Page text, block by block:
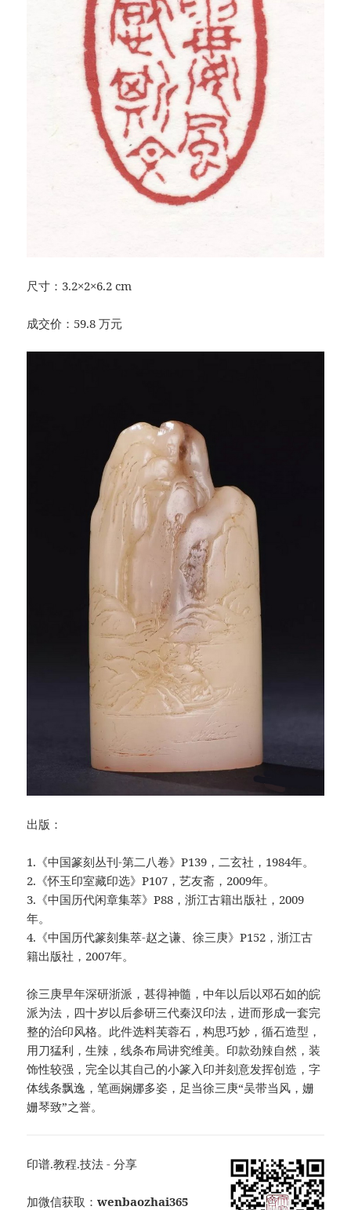
尺寸：3.2×2×6.2 cm
成交价：59.8 万元
出版：
1.《中国篆刻丛刊-第二八卷》P139，二玄社，1984年。
2.《怀玉印室藏印选》P107，艺友斋，2009年。
3.《中国历代闲章集萃》P88，浙江古籍出版社，2009
年。
4.《中国历代篆刻集萃-赵之谦、徐三庚》P152，浙江古
籍出版社，2007年。
徐三庚早年深研浙派，甚得神髓，中年以后以邓石如的皖
派为法，四十岁以后参研三代秦汉印法，进而形成一套完
整的治印风格。此件选料芙蓉石，构思巧妙，循石造型，
用刀猛利，生辣，线条布局讲究维美。印款劲辣自然，装
饰性较强，完全以其自己的小篆入印并刻意发挥创造，字
体线条飘逸，笔画娴娜多姿，足当徐三庚“吴带当风，姗
姗琴致”之誉。
印谱.教程.技法 - 分享
加微信获取：wenbaozhai365